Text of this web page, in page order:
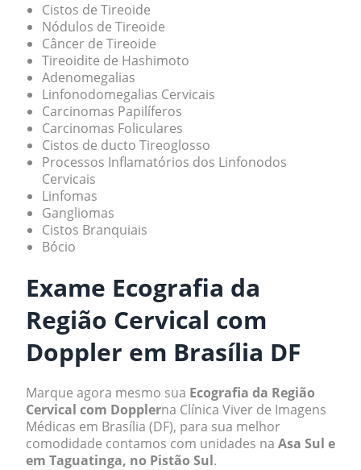
Cistos de Tireoide
Nódulos de Tireoide
Câncer de Tireoide
Tireoidite de Hashimoto
Adenomegalias
Linfonodomegalias Cervicais
Carcinomas Papilíferos
Carcinomas Foliculares
Cistos de ducto Tireoglosso
Processos Inflamatórios dos Linfonodos
Cervicais
Linfomas
Gangliomas
Cistos Branquiais
Bócio
Exame Ecografia da
Região Cervical com
Doppler em Brasília DF
Marque agora mesmo sua Ecografia da Região
Cervical com Dopplerna Clínica Viver de Imagens
Médicas em Brasília (DF), para sua melhor
comodidade contamos com unidades na Asa Sul e
em Taguatinga, no Pistão Sul.